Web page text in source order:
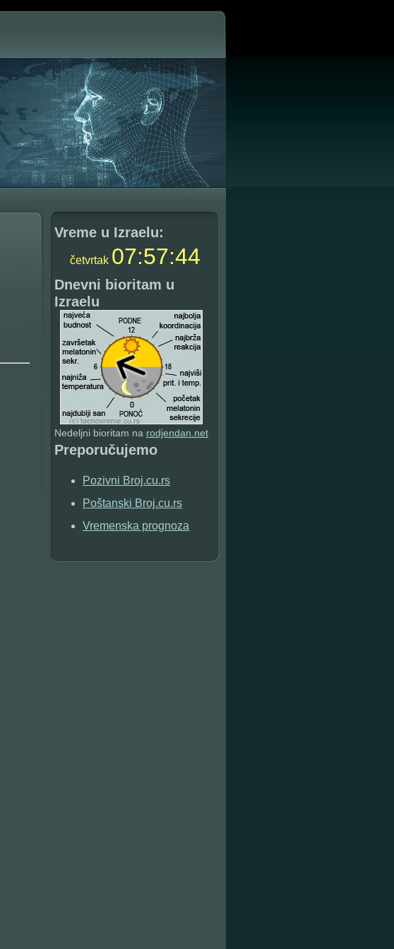
Vreme u Izraelu:
četvrtak 07:57:45
Dnevni bioritam u
Izraelu
Nedeljni bioritam na rodjendan.net
Preporučujemo
Pozivni Broj.cu.rs
Poštanski Broj.cu.rs
Vremenska prognoza